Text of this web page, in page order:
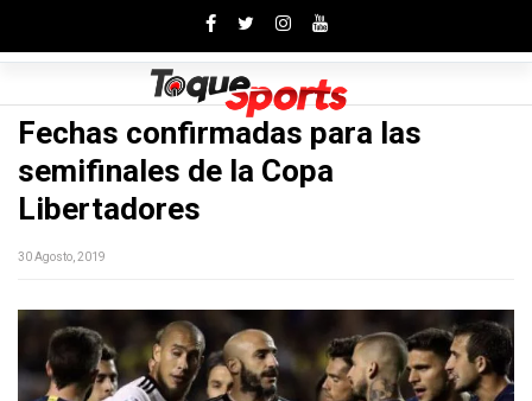
Fechas confirmadas para las
semifinales de la Copa
Libertadores
30 Agosto, 2019